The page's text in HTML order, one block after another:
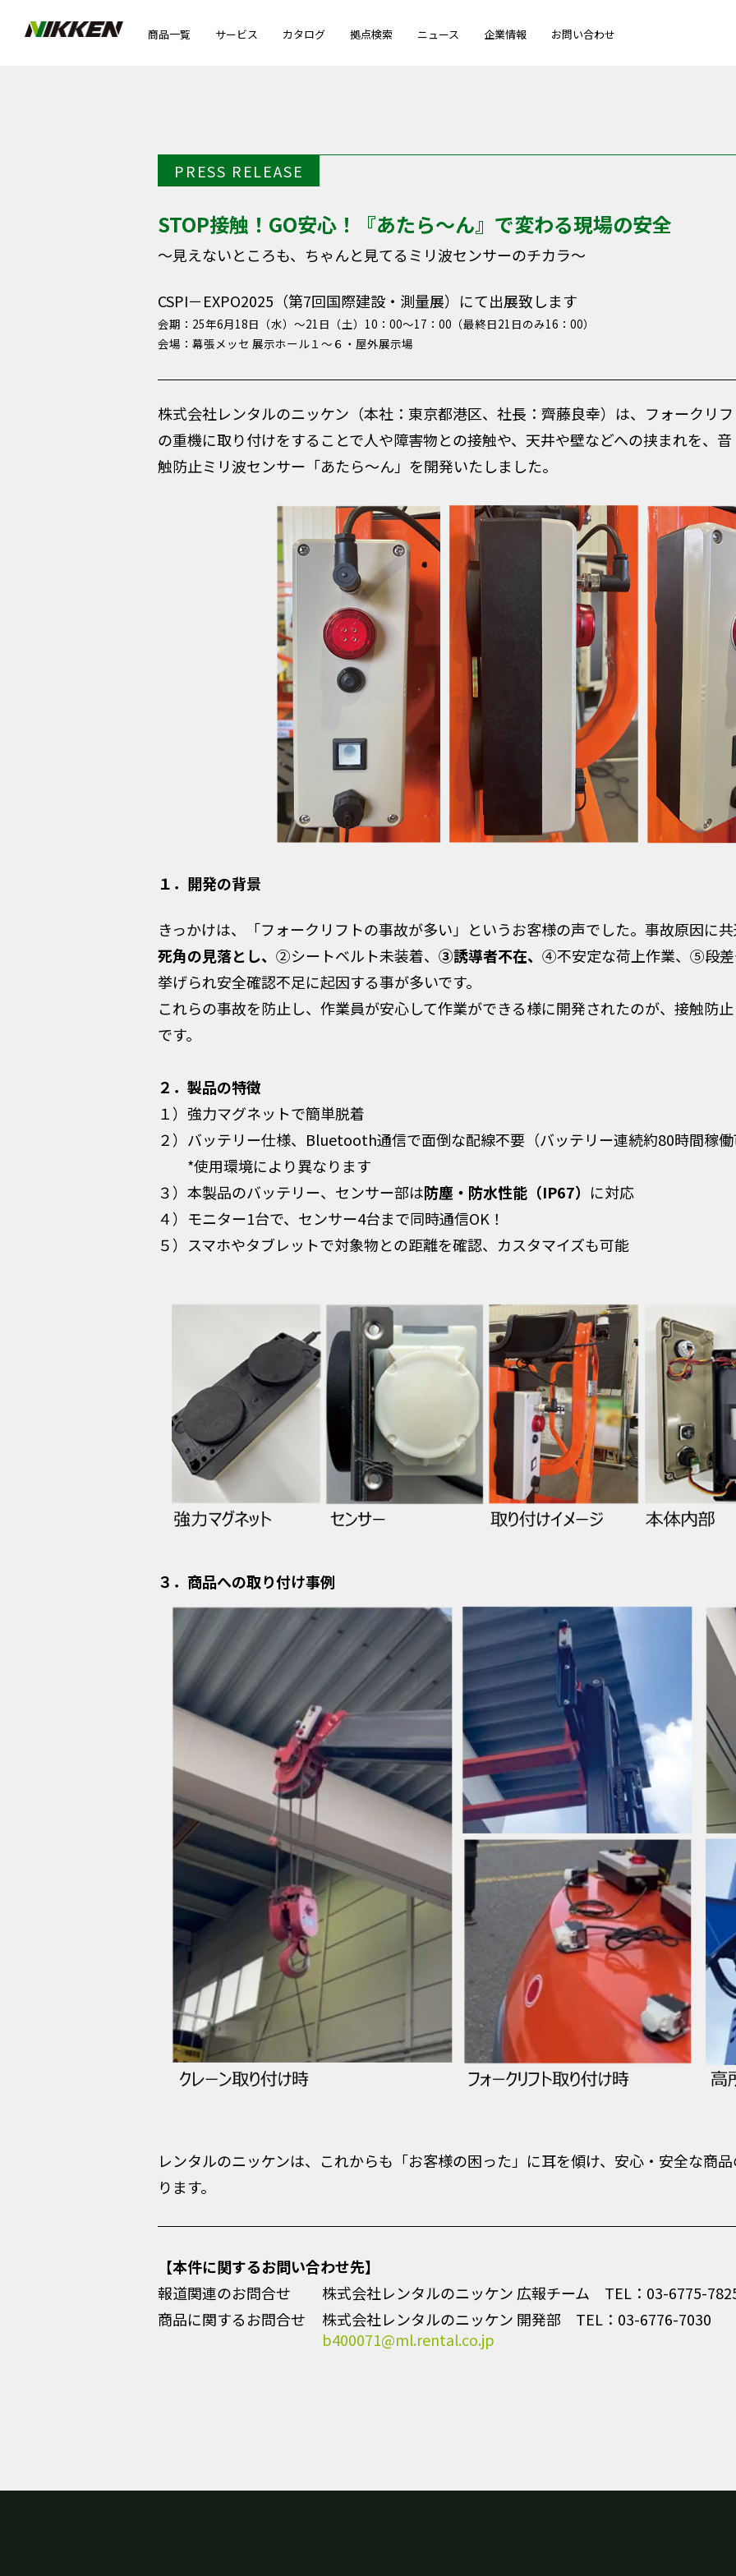
商品一覧 サービス カタログ 拠点検索 ニュース 企業情報 お問い合わせ
PRESS RELEASE
STOP接触！GO安心！『あたら～ん』で変わる現場の安全
～見えないところも、ちゃんと見てるミリ波センサーのチカラ～
CSPI－EXPO2025（第7回国際建設・測量展）にて出展致します
会期：25年6月18日（水）～21日（土）10：00～17：00（最終日21日のみ16：00）
会場：幕張メッセ 展示ホール１～６・屋外展示場
株式会社レンタルのニッケン（本社：東京都港区、社長：齊藤良幸）は、フォークリ
の重機に取り付けをすることで人や障害物との接触や、天井や壁などへの挟まれを、
触防止ミリ波センサー「あたら～ん」を開発いたしました。
１．開発の背景
きっかけは、「フォークリフトの事故が多い」というお客様の声でした。事故原因に
死角の見落とし、 ②シートベルト未装着、 ③誘導者不在、 ④不安定な荷上作業、⑤段差
挙げられ安全確認不足に起因する事が多いです。
これらの事故を防止し、作業員が安心して作業ができる様に開発されたのが、接触防
です。
２．製品の特徴
１）強力マグネットで簡単脱着
２）バッテリー仕様、Bluetooth通信で面倒な配線不要（バッテリー連続約80時間稼
*使用環境により異なります
３）本製品のバッテリー、センサー部は防塵・防水性能（IP67） に対応
４）モニター1台で、センサー4台まで同時通信OK！
５）スマホやタブレットで対象物との距離を確認、カスタマイズも可能
３．商品への取り付け事例
レンタルのニッケンは、これからも「お客様の困った」に耳を傾け、安心・安全な商
ります。
【本件に関するお問い合わせ先】
報道関連のお問合せ
株式会社レンタルのニッケン 広報チーム TEL：03-6775-
商品に関するお問合せ
株式会社レンタルのニッケン 開発部 TEL：03-6776-7030
b400071@ml.rental.co.jp